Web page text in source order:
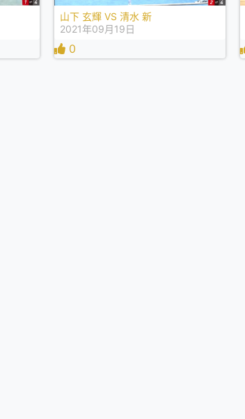
山下 玄輝 VS 清水 新
2021年09月19日
0